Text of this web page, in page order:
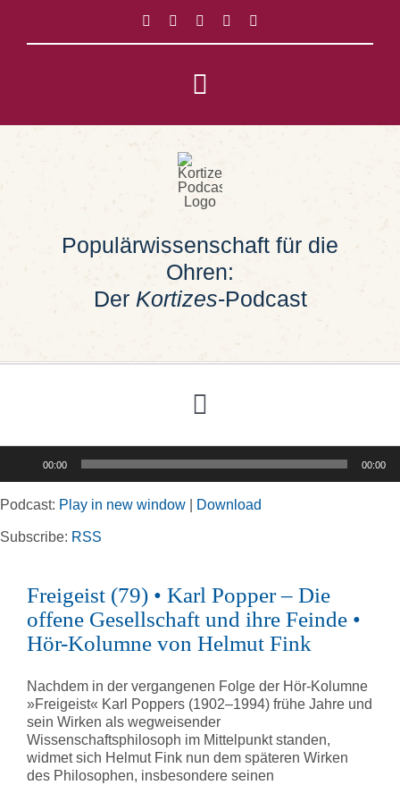
springen
Toggle
Navigation
Impressum
Datenschutz
Populärwissenschaft für die
Ohren:
Der Kortizes-Podcast
Toggle
Navigation
Rubriken
Kortizes Website
00:00 00:00
Podcast: Play in new window Download
Subscribe: RSS
Freigeist (79) • Karl Popper – Die
offene Gesellschaft und ihre Feinde •
Hör-Kolumne von Helmut Fink
Nachdem in der vergangenen Folge der Hör-Kolumne
»Freigeist« Karl Poppers (1902–1994) frühe Jahre und
sein Wirken als wegweisender
Wissenschaftsphilosoph im Mittelpunkt standen,
widmet sich Helmut Fink nun dem späteren Wirken
des Philosophen, insbesondere seinen